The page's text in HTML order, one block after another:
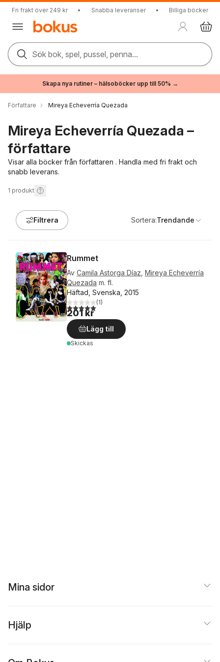
Fri frakt över 249 kr • Snabba leveranser • Billiga böcker
Sök bok, spel, pussel, penna...
Skapa nya rutiner – hälsoböcker upp till 50% →
Författare Mireya Echeverría Quezada
Mireya Echeverría Quezada –
författare
Visar alla böcker från författaren . Handla med fri frakt och
snabb leverans.
1 produkt
Filtrera Sortera:Trendande
Rummet
Av Camila Astorga Díaz Mireya Echeverría
Quezada m. fl.
Häftad, Svenska, 2015
5,0utav 5 stjärnor. Totalt antal röster:
(1)
201 kr
Lägg till
Skickas
Mina sidor
Hjälp